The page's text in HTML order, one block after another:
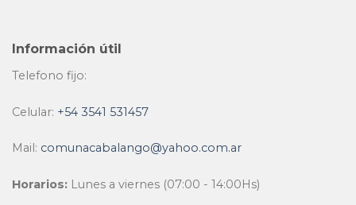
Información útil
Telefono fijo:
Celular: +54 3541 531457
Mail: comunacabalango@yahoo.com.ar
Horarios: Lunes a viernes (07:00 - 14:00Hs)